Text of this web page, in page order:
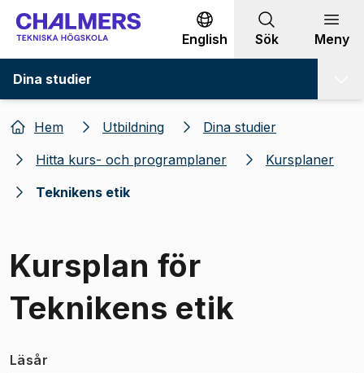
Gå till innehållet
English Sök Meny
Dina studier
Hem Utbildning
Dina studier
Hitta kurs- och programplaner
Kursplaner
Teknikens etik
Kursplan för
Teknikens etik
Läsår